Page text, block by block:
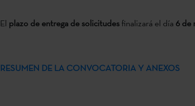
El plazo de entrega de solicitudesfinalizará el día 6 de
RESUMEN DE LA CONVOCATORIA Y ANEXOS